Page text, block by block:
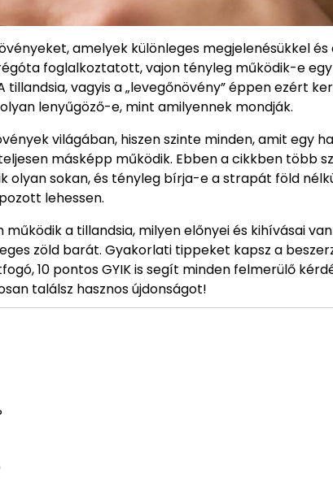
amelyek különleges megjelenésükkel és
foglalkoztatott, vajon tényleg működik-e
vagyis a „levegőnövény” éppen ezért
lenyűgöző-e, mint amilyennek mondják.
világában, hiszen szinte minden, amit egy
másképp működik. Ebben a cikkben több
olyan sokan, és tényleg bírja-e a strapát föld
lehessen.
a tillandsia, milyen előnyei és kihívásai
zöld barát. Gyakorlati tippeket kapsz a
10 pontos GYIK is segít minden felmerülő
találsz hasznos újdonságot!